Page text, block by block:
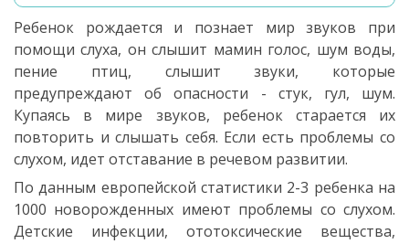
Ребенок рождается и познает мир звуков при
помощи слуха, он слышит мамин голос, шум воды,
пение птиц, слышит звуки, которые
предупреждают об опасности - стук, гул, шум.
Купаясь в мире звуков, ребенок старается их
повторить и слышать себя. Если есть проблемы со
слухом, идет отставание в речевом развитии.
По данным европейской статистики 2-3 ребенка на
1000 новорожденных имеют проблемы со слухом.
Детские инфекции, ототоксические вещества,